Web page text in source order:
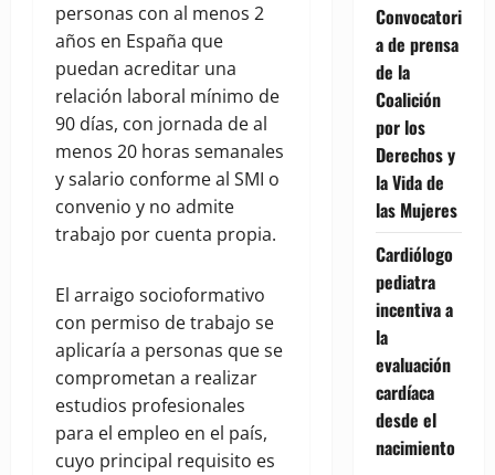
personas con al menos 2
años en España que
puedan acreditar una
relación laboral mínimo de
90 días, con jornada de al
menos 20 horas semanales
y salario conforme al SMI o
convenio y no admite
trabajo por cuenta propia.
El arraigo socioformativo
con permiso de trabajo se
aplicaría a personas que se
comprometan a realizar
estudios profesionales
para el empleo en el país,
cuyo principal requisito es
Convocatori
a de prensa
de la
Coalición
por los
Derechos y
la Vida de
las Mujeres
Cardiólogo
pediatra
incentiva a
la
evaluación
cardíaca
desde el
nacimiento